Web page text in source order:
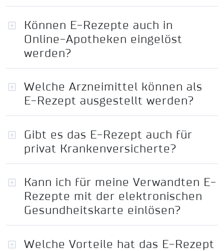
Können E-Rezepte auch in
Online-Apotheken eingelöst
werden?
Welche Arzneimittel können als
E-Rezept ausgestellt werden?
Gibt es das E-Rezept auch für
privat Krankenversicherte?
Kann ich für meine Verwandten E-
Rezepte mit der elektronischen
Gesundheitskarte einlösen?
Welche Vorteile hat das E-Rezept